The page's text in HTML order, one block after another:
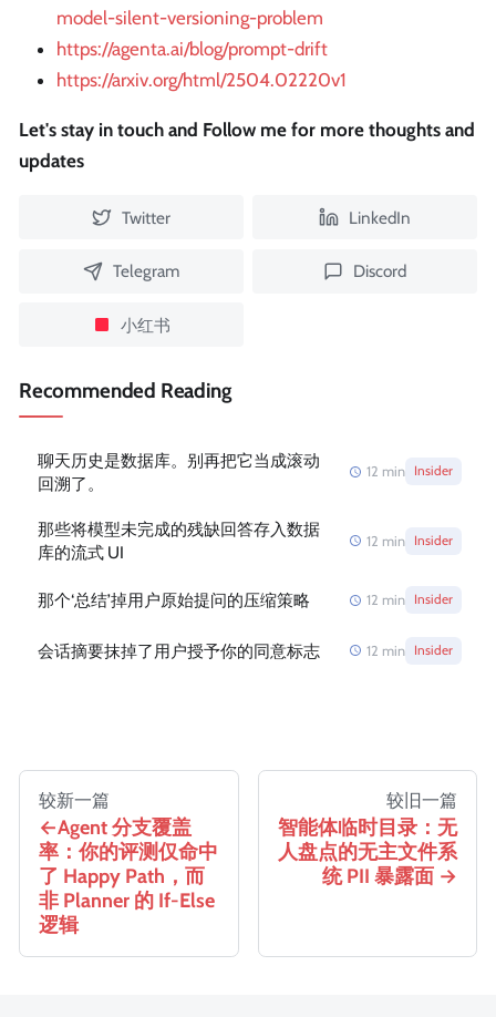
model-silent-versioning-problem
https://agenta.ai/blog/prompt-drift
https://arxiv.org/html/2504.02220v1
Let's stay in touch and Follow me for more thoughts and
updates
Twitter LinkedIn
Telegram Discord
小红书
Recommended Reading
聊天历史是数据库。别再把它当成滚动
回溯了。
12 min Insider
那些将模型未完成的残缺回答存入数据
库的流式 UI
12 min Insider
那个‘总结’掉用户原始提问的压缩策略 12 min Insider
会话摘要抹掉了用户授予你的同意标志 12 min Insider
较新一篇
Agent 分支覆盖
率：你的评测仅命中
了 Happy Path，而
非 Planner 的 If-Else
逻辑
较旧一篇
智能体临时目录：无
人盘点的无主文件系
统 PII 暴露面